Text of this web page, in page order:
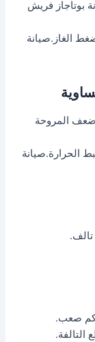
بوتاجاز فريش
الغاز.صيانة
ضعف المروحة
الحرارة.صيانة
صعب.
التالفة.